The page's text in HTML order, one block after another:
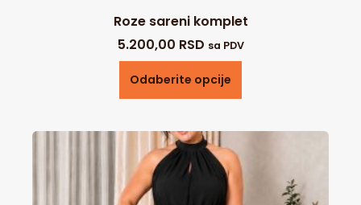
Roze sareni komplet
5.200,00 RSD sa PDV
Odaberite opcije